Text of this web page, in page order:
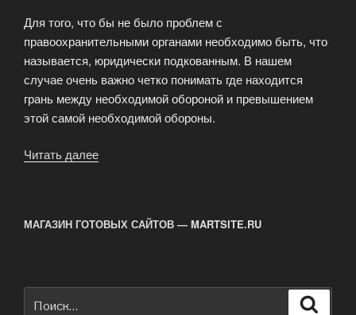
Для того, что бы не было проблем с
правоохранительными органами необходимо быть, что
называется, юридически подкованным. В нашем
случае очень важно четко понимать где находится
грань между необходимой обороной и превышением
этой самой необходимой обороны.
Читать далее
МАГАЗИН ГОТОВЫХ САЙТОВ — MARTSITE.RU